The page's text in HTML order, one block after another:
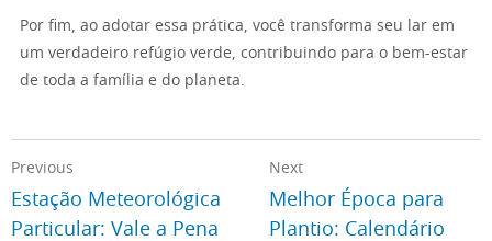
Por fim, ao adotar essa prática, você transforma seu lar em
um verdadeiro refúgio verde, contribuindo para o bem-estar
de toda a família e do planeta.
Previous
Estação Meteorológica
Particular: Vale a Pena
Next
Melhor Época para
Plantio: Calendário